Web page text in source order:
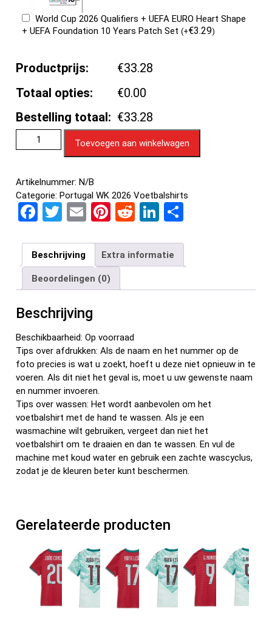
World Cup 2026 Qualifiers + UEFA EURO Heart Shape
+ UEFA Foundation 10 Years Patch Set(+€3.29)
Productprijs:
€33.28
Totaal opties:
€0.00
Bestelling totaal: €33.28
Toevoegen aan winkelwagen
Artikelnummer:N/B
Categorie:Portugal WK 2026 Voetbalshirts
F
ce
b
o
o
k
T
tt
er
E
ail
Pi
er
es
t
R
d
di
t
Li
ke
dI
n
e
n
Beschrijving Extra informatie
Beoordelingen (0)
Beschrijving
Beschikbaarheid: Op voorraad
Tips over afdrukken: Als de naam en het nummer op de
foto precies is wat u zoekt, hoeft u deze niet opnieuw in te
voeren. Als dit niet het geval is, moet u uw gewenste naam
en nummer invoeren.
Tips over wassen: Het wordt aanbevolen om het
voetbalshirt met de hand te wassen. Als je een
wasmachine wilt gebruiken, vergeet dan niet het
voetbalshirt om te draaien en dan te wassen. En vul de
machine met koud water en gebruik een zachte wascyclus,
zodat je de kleuren beter kunt beschermen.
Gerelateerde producten